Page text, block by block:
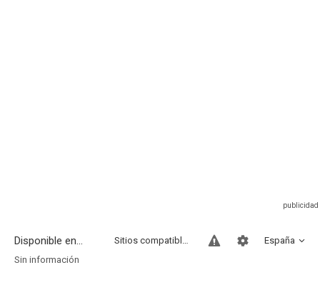
Disponible en... España
Sitios compatibles
Sin información